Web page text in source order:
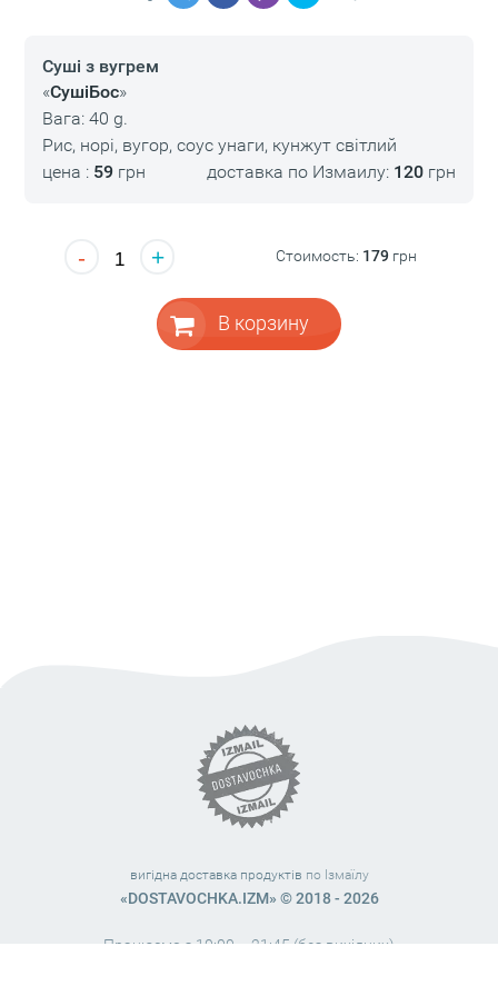
Суші з вугрем
«СушіБос»
Вага: 40 g.
Рис, норі, вугор, соус унаги, кунжут світлий
цена : 59грн доставка по Измаилу: 120 грн
- + Стоимость: 179 грн
В корзину
вигідна доставка продуктів по Ізмаїлу
«DOSTAVOCHKA.IZM» © 2018 - 2026
Працюємо з 10:00 – 21:45 (без вихідних)